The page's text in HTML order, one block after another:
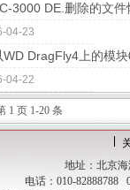
3000 DE.删除的文件
04-23
WD DragFly4上的模
04-22
1 页 1-20 条
地址：北京
电话：010-